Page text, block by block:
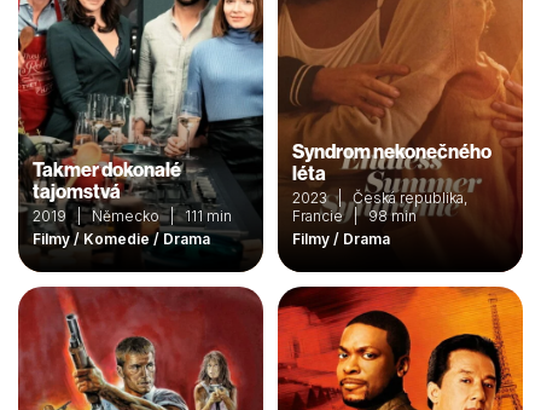
Takmer dokonalé
tajomstvá
2019 | Německo | 111 min
Filmy / Komedie / Drama
Syndrom nekonečného
léta
2023 | Česká republika,
Francie | 98 min
Filmy / Drama